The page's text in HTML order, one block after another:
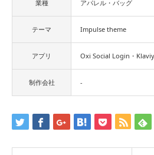
業種 アパレル・バッグ
テーマ Impulse theme
アプリ Oxi Social Login・
制作会社 -